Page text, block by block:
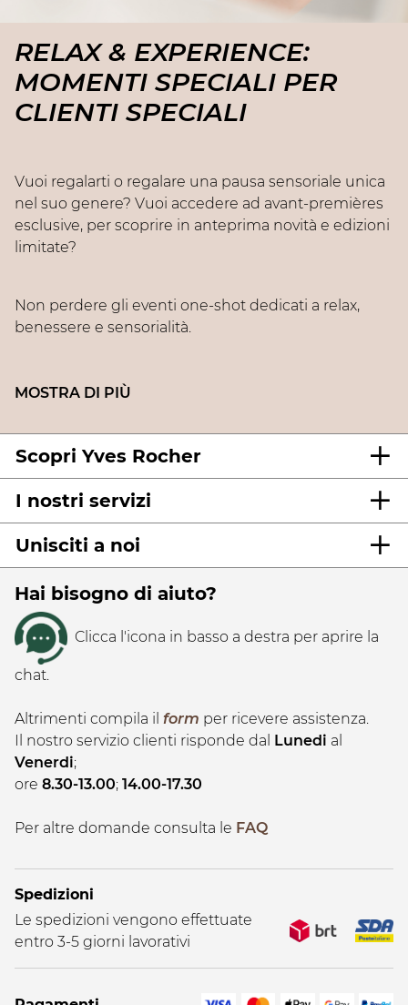
RELAX & EXPERIENCE:
MOMENTI SPECIALI PER
CLIENTI SPECIALI
Vuoi regalarti o regalare una pausa sensoriale unica
nel suo genere? Vuoi accedere ad avant-premières
esclusive, per scoprire in anteprima novità e edizioni
limitate?
Non perdere gli eventi one-shot dedicati a relax,
benessere e sensorialità.
Aromacologia, Limited Edition, Christmas Collection,
Calendario Eventi.
Servizi gratuiti disponibili in Beauty Atelier
selezionati.
Vuoi contattare il tuo Beauty Atelier per conoscere il
calendario eventi?
CLICCA QUI
Scopri Yves Rocher
I nostri servizi
Unisciti a noi
Hai bisogno di aiuto?
Clicca l'icona in basso a destra per aprire la
chat.
Altrimenti compila il form per ricevere assistenza.
Il nostro servizio clienti risponde dal Lunedi al
Venerdi;
ore 8.30-13.00; 14.00-17.30
Per altre domande consulta le FAQ
Spedizioni
Le spedizioni vengono effettuate
entro 3-5 giorni lavorativi